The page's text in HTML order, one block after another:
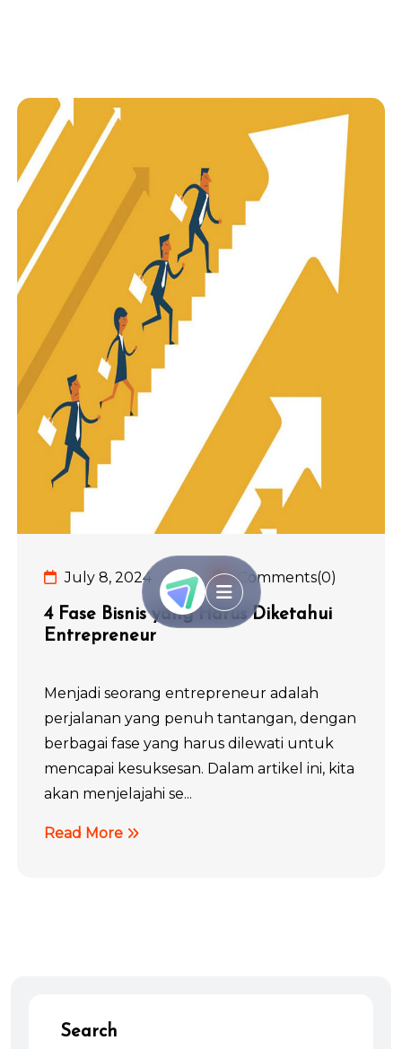
July 8, 2024 Comments(0)
4 Fase Bisnis yang Harus Diketahui
Entrepreneur
Menjadi seorang entrepreneur adalah
perjalanan yang penuh tantangan, dengan
berbagai fase yang harus dilewati untuk
mencapai kesuksesan. Dalam artikel ini, kita
akan menjelajahi se...
Read More
Search